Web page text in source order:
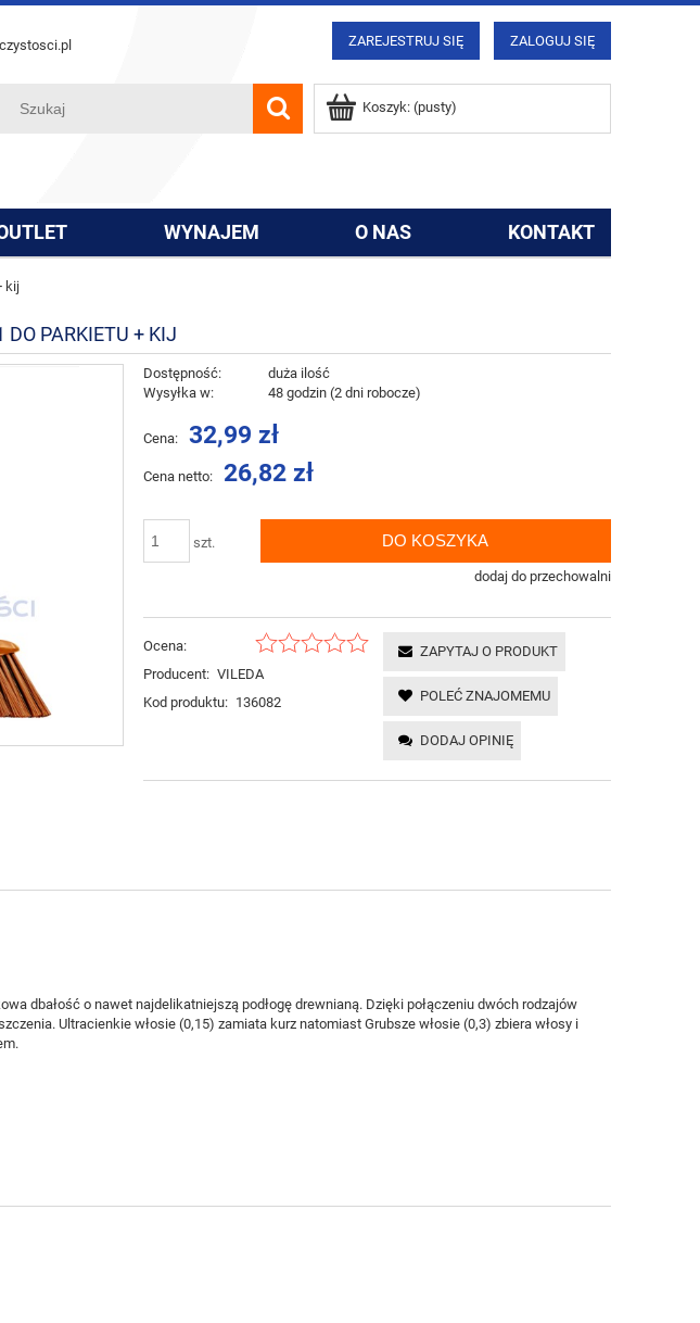
ZAREJESTRUJ SIĘ ZALOGUJ SIĘ
Koszyk: (pusty)
WYNAJEM O NAS KONTAKT
kij
PARKIETU + KIJ
Dostępność:
duża ilość
Wysyłka w:
48 godzin (2 dni robocze)
Cena: 32,99 zł
Cena netto: 26,82 zł
szt. DO KOSZYKA
dodaj do przechowalni
Ocena:
Producent: VILEDA
Kod produktu: 136082
ZAPYTAJ O PRODUKT
POLEĆ ZNAJOMEMU
DODAJ OPINIĘ
dbałość o nawet najdelikatniejszą podłogę drewnianą. Dzięki połączeniu dwóch rodzajów
Ultracienkie włosie (0,15) zamiata kurz natomiast Grubsze włosie (0,3) zbiera włosy i